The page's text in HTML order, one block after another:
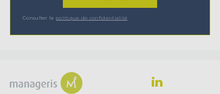
Consulter la politique de confidentialité